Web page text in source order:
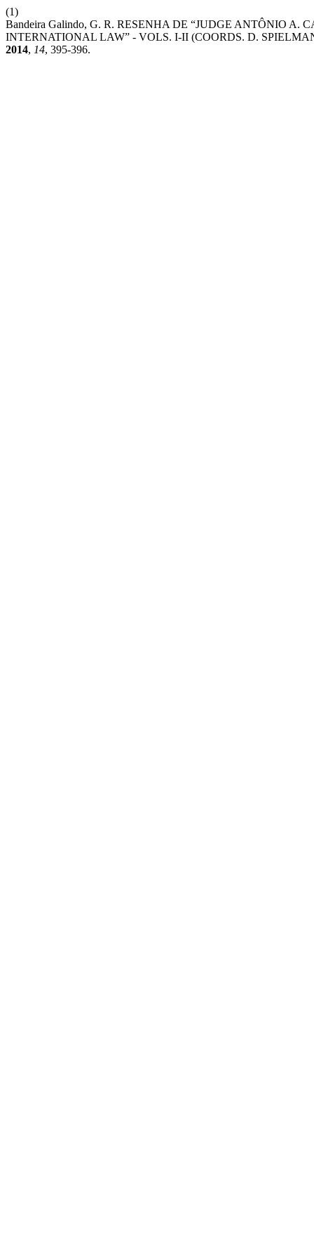
(1)
Bandeira Galindo, G. R. RESENHA DE “JUDGE ANTÔNIO
INTERNATIONAL LAW” - VOLS. I-II (COORDS. D.
2014, 14, 395-396.